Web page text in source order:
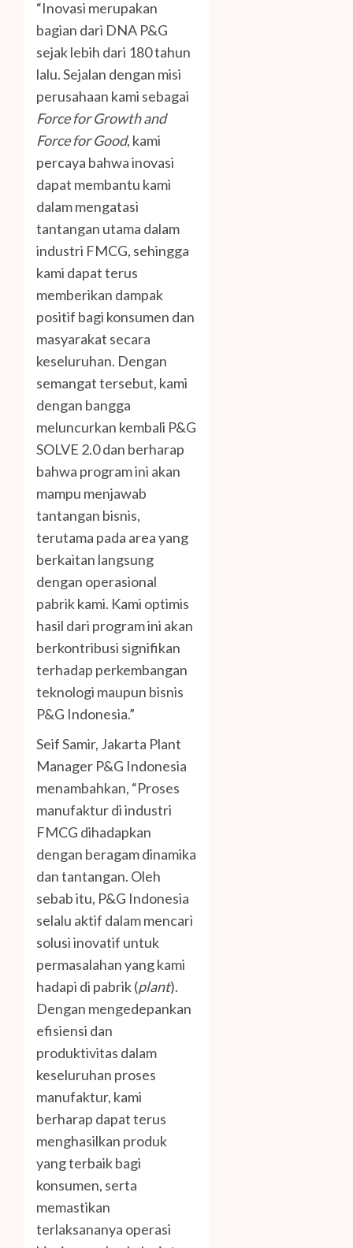
“Inovasi merupakan
bagian dari DNA P&G
sejak lebih dari 180 tahun
lalu. Sejalan dengan misi
perusahaan kami sebagai
Force for Growth and
Force for Good, kami
percaya bahwa inovasi
dapat membantu kami
dalam mengatasi
tantangan utama dalam
industri FMCG, sehingga
kami dapat terus
memberikan dampak
positif bagi konsumen dan
masyarakat secara
keseluruhan. Dengan
semangat tersebut, kami
dengan bangga
meluncurkan kembali P&G
SOLVE 2.0 dan berharap
bahwa program ini akan
mampu menjawab
tantangan bisnis,
terutama pada area yang
berkaitan langsung
dengan operasional
pabrik kami. Kami optimis
hasil dari program ini akan
berkontribusi signifikan
terhadap perkembangan
teknologi maupun bisnis
P&G Indonesia.”
Seif Samir, Jakarta Plant
Manager P&G Indonesia
menambahkan, “Proses
manufaktur di industri
FMCG dihadapkan
dengan beragam dinamika
dan tantangan. Oleh
sebab itu, P&G Indonesia
selalu aktif dalam mencari
solusi inovatif untuk
permasalahan yang kami
hadapi di pabrik (plant).
Dengan mengedepankan
efisiensi dan
produktivitas dalam
keseluruhan proses
manufaktur, kami
berharap dapat terus
menghasilkan produk
yang terbaik bagi
konsumen, serta
memastikan
terlaksananya operasi